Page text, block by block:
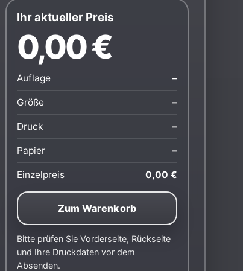
Ihr aktueller Preis
0,00 €
Auflage –
Größe –
Druck –
Papier –
Einzelpreis 0,00 €
Zum Warenkorb
Bitte prüfen Sie Vorderseite, Rückseite
und Ihre Druckdaten vor dem
Absenden.